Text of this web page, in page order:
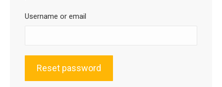
Username or email
Reset password